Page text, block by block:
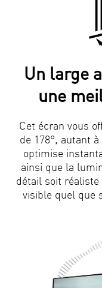
Un large
une
Cet écran vous
de 178°, autant
optimise
ainsi que la
détail soit
visible quel que